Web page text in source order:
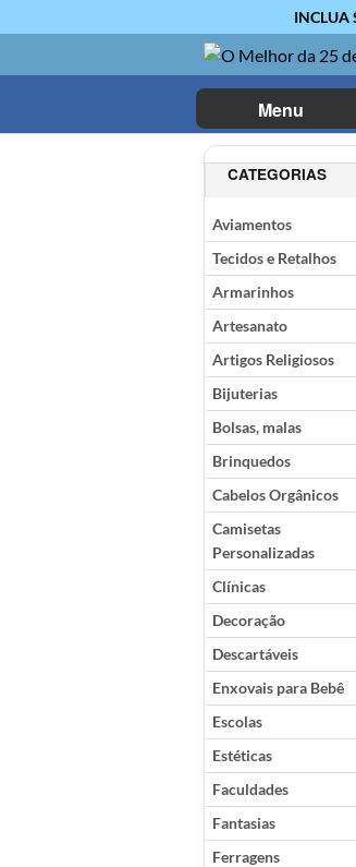
INCLUA
Menu
CATEGORIAS
Aviamentos
Tecidos e Retalhos
Armarinhos
Artesanato
Artigos Religiosos
Bijuterias
Bolsas, malas
Brinquedos
Cabelos Orgânicos
Camisetas
Personalizadas
Clínicas
Decoração
Descartáveis
Enxovais para Bebê
Escolas
Estéticas
Faculdades
Fantasias
Ferragens